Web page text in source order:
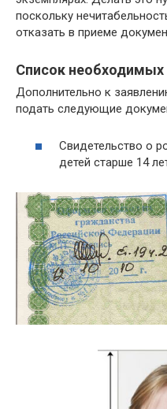
поскольку
отказать в приеме
Список
Дополнительно к
подать следующие
Свидетельство о
детей старше 14